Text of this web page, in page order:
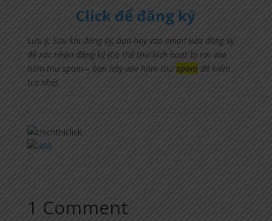
Click để đăng ký
Lưu ý: Sau khi đăng ký, bạn hãy vào email vừa đăng ký
để xác nhận đăng ký (Có thể thư kích hoạt bị rơi vào
hòm thư spam – bạn hãy vào hòm thưspam để kiểm
tra nhé)
1 Comment